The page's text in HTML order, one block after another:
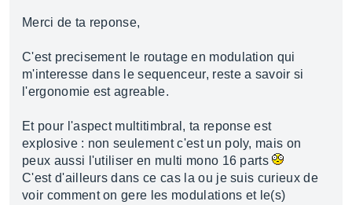
Merci de ta reponse,
C'est precisement le routage en modulation qui
m'interesse dans le sequenceur, reste a savoir si
l'ergonomie est agreable.
Et pour l'aspect multitimbral, ta reponse est
explosive : non seulement c'est un poly, mais on
peux aussi l'utiliser en multi mono 16 parts
C'est d'ailleurs dans ce cas la ou je suis curieux de
voir comment on gere les modulations et le(s)